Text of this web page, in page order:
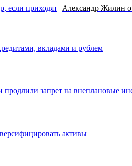
Александр Жилин
вкладами и рублем
запрет на внеплановые
активы